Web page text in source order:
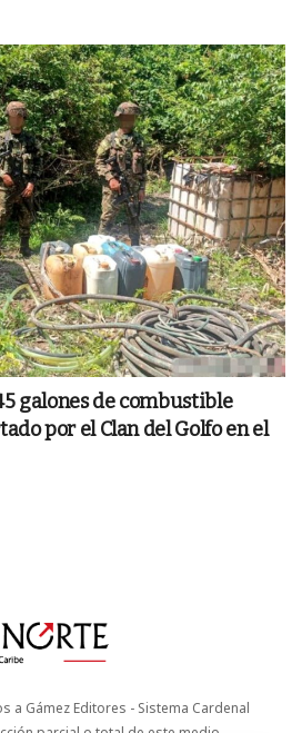
galones de combustible
por el Clan del Golfo en el
a Gámez Editores - Sistema Cardenal